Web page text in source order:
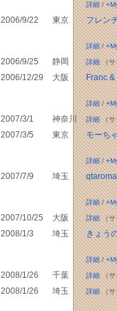
詳細/
2006/9/22 東京 フレン
詳細/
2006/9/25 静岡 詳細（サ
2006/12/29 大阪 Franc &
詳細/
2007/3/1 神奈川 詳細（サ
2007/3/5 東京 モーち
詳細/
2007/7/9 埼玉
詳細/
2007/10/25 大阪 詳細（サ
2008/1/3 埼玉 きょう
詳細/
2008/1/26 千葉 詳細（サ
2008/1/26 埼玉 詳細（サ